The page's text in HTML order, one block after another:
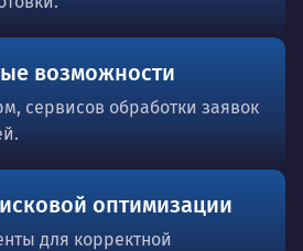
возможности
сервисов обработки заявок
оптимизации
для корректной